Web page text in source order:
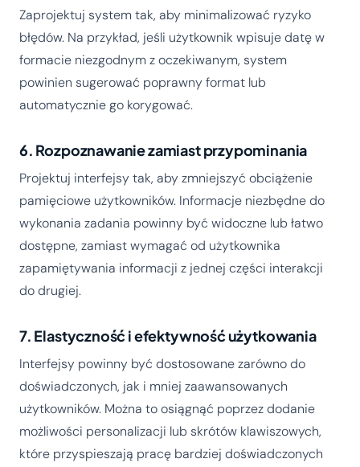
Zaprojektuj system tak, aby minimalizować ryzyko
błędów. Na przykład, jeśli użytkownik wpisuje datę w
formacie niezgodnym z oczekiwanym, system
powinien sugerować poprawny format lub
automatycznie go korygować.
6. Rozpoznawanie zamiast przypominania
Projektuj interfejsy tak, aby zmniejszyć obciążenie
pamięciowe użytkowników. Informacje niezbędne do
wykonania zadania powinny być widoczne lub łatwo
dostępne, zamiast wymagać od użytkownika
zapamiętywania informacji z jednej części interakcji
do drugiej.
7. Elastyczność i efektywność użytkowania
Interfejsy powinny być dostosowane zarówno do
doświadczonych, jak i mniej zaawansowanych
użytkowników. Można to osiągnąć poprzez dodanie
możliwości personalizacji lub skrótów klawiszowych,
które przyspieszają pracę bardziej doświadczonych